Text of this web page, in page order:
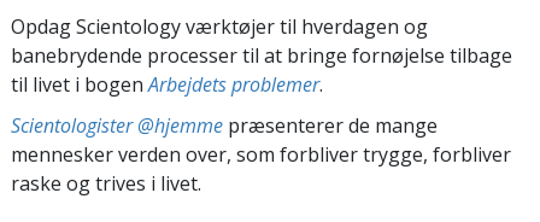
Opdag Scientology værktøjer til hverdagen og
banebrydende processer til at bringe fornøjelse tilbage
til livet i bogenArbejdets problemer.
Scientologister @hjemme præsenterer de mange
mennesker verden over, som forbliver trygge, forbliver
raske og trives i livet.